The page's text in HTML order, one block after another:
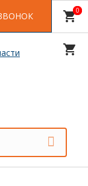
shopping_cart0
shopping_cart
0